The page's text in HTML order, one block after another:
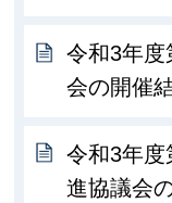
令和3年度
会の開催
令和3年度
進協議会